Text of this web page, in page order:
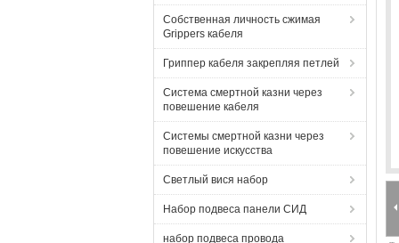
Собственная личность сжимая
Grippers кабеля
Гриппер кабеля закрепляя петлей
Система смертной казни через
повешение кабеля
Системы смертной казни через
повешение искусства
Светлый вися набор
Набор подвеса панели СИД
набор подвеса провода